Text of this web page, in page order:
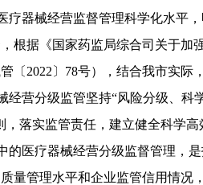
疗器械经营监督管理科学化水平
根据《国家药监局综合司关于加
〔2022〕78号），结合我市实际
经营分级监管坚持“风险分级、科
，落实监管责任，建立健全科学
的医疗器械经营分级监督管理，
量管理水平和企业监管信用情况